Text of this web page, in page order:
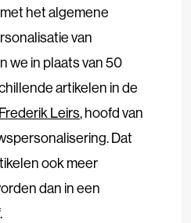
het algemene
van
we in plaats van 50
artikelen in de
Frederik Leirs, hoofd van
Dat
ook meer
dan in een